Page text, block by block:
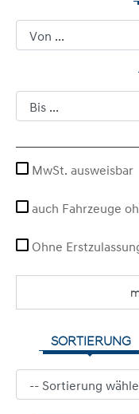
MwSt. ausweisbar
auch Fahrzeuge
Ohne
SORTIERUNG